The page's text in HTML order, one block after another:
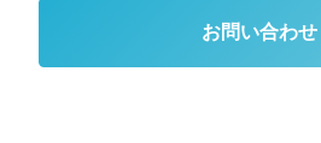
お問い合わせ